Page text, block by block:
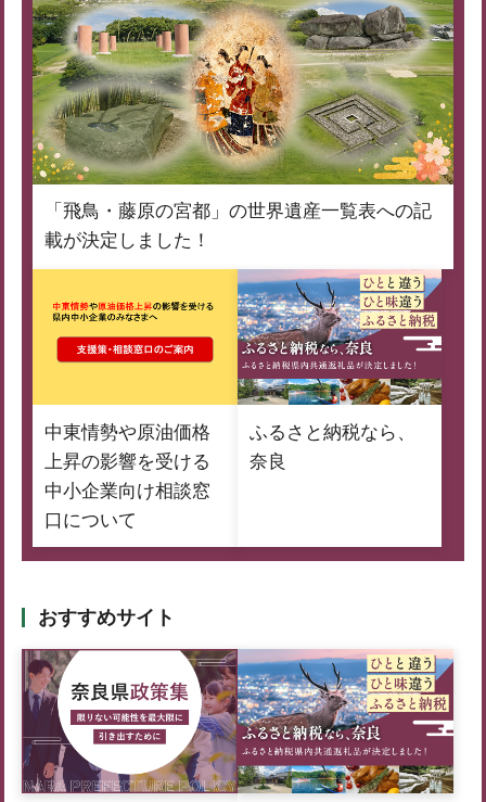
「飛鳥・藤原の宮都」の世界遺産一覧表への記
載が決定しました！
中東情勢や原油価格
上昇の影響を受ける
中小企業向け相談窓
口について
ふるさと納税なら、
奈良
おすすめサイト